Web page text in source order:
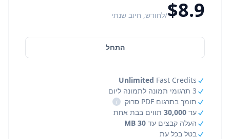
$8.9/לחודש, חיוב שנתי
התחל
Unlimited Fast Credits
3 תרגומי תמונה לתמונה ליום
תומך בתרגום PDF סרוק
i
עד 30,000 תווים בבת אחת
העלה קבצים עד 30 MB
בטל בכל עת